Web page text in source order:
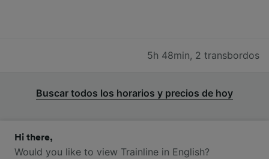
5h 48min, 2 transbordos
Buscar todos los horarios y precios de hoy
Hi there,
Would you like to view Trainline in English?